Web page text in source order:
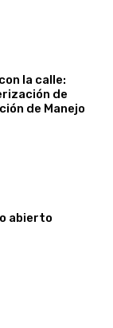
la calle:
de
de Manejo
abierto